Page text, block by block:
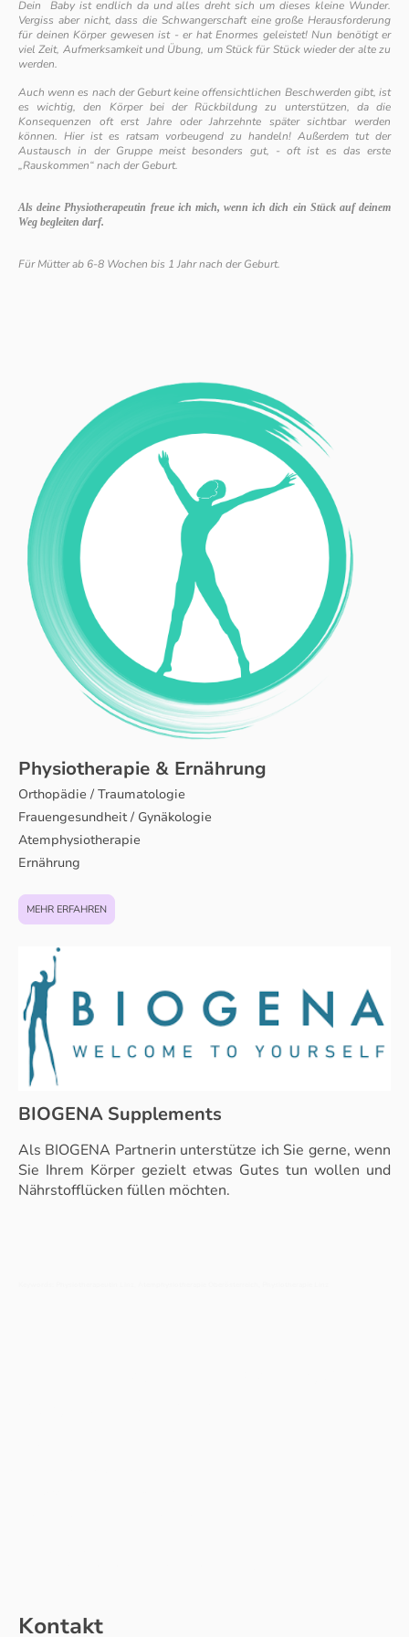
Dein Baby ist endlich da und alles dreht sich um dieses kleine Wunder.
Vergiss aber nicht, dass die Schwangerschaft eine große Herausforderung
für deinen Körper gewesen ist - er hat Enormes geleistet! Nun benötigt er
viel Zeit, Aufmerksamkeit und Übung, um Stück für Stück wieder der alte zu
werden.
Auch wenn es nach der Geburt keine offensichtlichen Beschwerden gibt, ist
es wichtig, den Körper bei der Rückbildung zu unterstützen, da die
Konsequenzen oft erst Jahre oder Jahrzehnte später sichtbar werden
können. Hier ist es ratsam vorbeugend zu handeln! Außerdem tut der
Austausch in der Gruppe meist besonders gut, - oft ist es das erste
„Rauskommen“ nach der Geburt.
Als deine Physiotherapeutin freue ich mich, wenn ich dich ein Stück auf deinem
Weg begleiten darf.
Für Mütter ab 6-8 Wochen bis 1 Jahr nach der Geburt.
Physiotherapie & Ernährung
Orthopädie / Traumatologie
Frauengesundheit / Gynäkologie
Atemphysiotherapie
Ernährung
MEHR ERFAHREN
BIOGENA Supplements
Als BIOGENA Partnerin unterstütze ich Sie gerne, wenn
Sie Ihrem Körper gezielt etwas Gutes tun wollen und
Nährstofflücken füllen möchten.
Kontakt